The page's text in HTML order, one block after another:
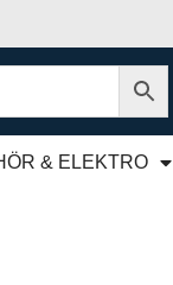
& ELEKTRO